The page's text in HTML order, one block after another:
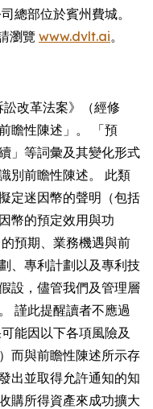
總部位於賓州費城。
瀏覽 www.dvlt.ai。
改革法案》（經修
瞻性陳述」。 「預
」等詞彙及其變化形式
別前瞻性陳述。 此類
定迷因幣的聲明（包括
幣的預定效用與功
預期、業務機遇與前
、專利計劃以及專利技
設，儘管我們及管理層
謹此提醒讀者不應過
能因以下各項風險及
而與前瞻性陳述所示存
出並取得允許通知的知
購所得資產來成功擴大